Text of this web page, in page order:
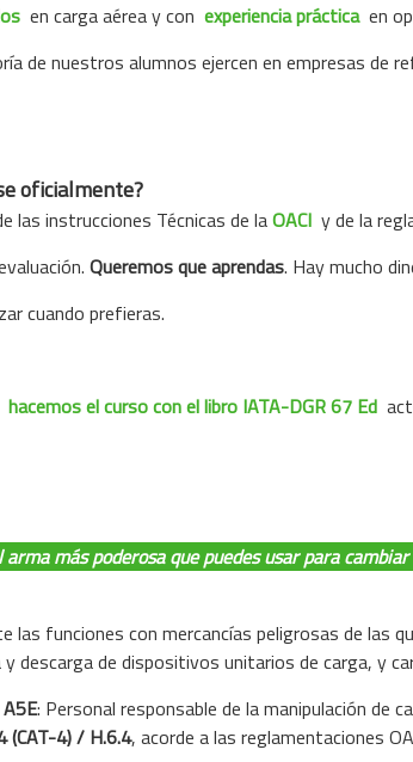
en carga aérea y con experiencia práctica en
de nuestros alumnos ejercen en empresas de
oficialmente?
las instrucciones Técnicas de laOACI y de la
Queremos que aprendas. Hay mucho
cuando prefieras.
hacemos el curso con el libro IATA-DGR 67 Ed
arma más poderosa que puedes usar para
funciones con mercancías peligrosas de las
descarga de dispositivos unitarios de carga, y
: Personal responsable de la manipulación de
(CAT-4) / H.6.4, acorde a las reglamentaciones